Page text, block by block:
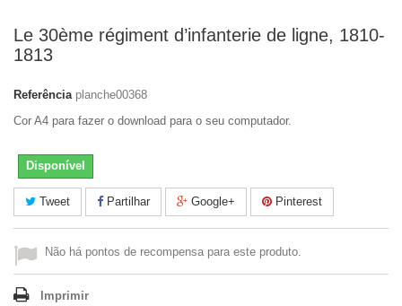
Le 30ème régiment d’infanterie de ligne, 1810-
1813
Referência planche00368
Cor A4 para fazer o download para o seu computador.
Disponível
Tweet Partilhar Google+ Pinterest
Não há pontos de recompensa para este produto.
Imprimir